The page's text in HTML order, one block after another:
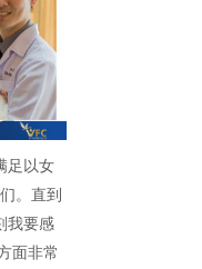
足以女
。直到
我要感
面非常